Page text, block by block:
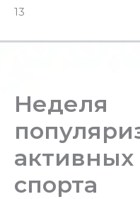
13
Неделя
спорта